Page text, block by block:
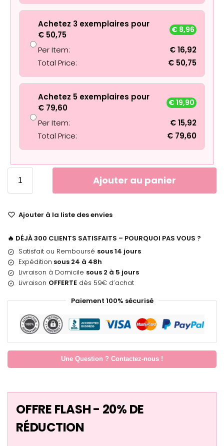
Achetez 3 exemplaires pour
€ 50,75
€ 8,96
Per Item: €16,92
Total Price:
€ 50,75
Achetez 5 exemplaires pour
€ 79,60
€19,90
Per Item: €15,92
Total Price:
€ 79,60
Ajouter au panier
Ajouter à la liste des envies
🔥 DÉJÀ 300 CLIENTS SATISFAITS – POURQUOI PAS VOUS ?
Satisfait ou Remboursé sous 14 jours
Expédition sous 24 à 48h
Livraison à Domicile sous 2 à 5 jours
Livraison OFFERTE dès 59€ d’achat
Paiement 100% sécurisé
Une Question ? Contactez-nous !
OFFRE FLASH - 20% DE
RÉDUCTION